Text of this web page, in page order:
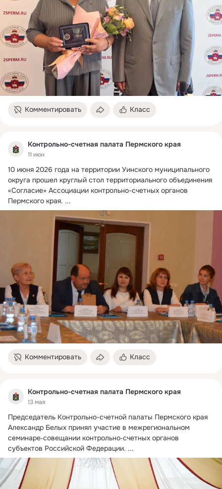
Комментировать Класс
Контрольно-счетная палата Пермского края
11 июн
10 июня 2026 года на территории Уинского муниципального
округа прошел круглый стол территориального объединения
«Согласие» Ассоциации контрольно-счетных органов
Пермского края. ...
Комментировать Класс
Контрольно-счетная палата Пермского края
13 мая
Председатель Контрольно-счетной палаты Пермского края
Александр Белых принял участие в межрегиональном
семинаре‑совещании контрольно‑счетных органов
субъектов Российской Федерации. ...